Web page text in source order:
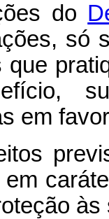
do
só
em